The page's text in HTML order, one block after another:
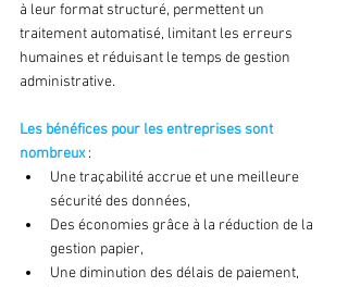
à leur format structuré, permettent un
traitement automatisé, limitant les erreurs
humaines et réduisant le temps de gestion
administrative.
Les bénéfices pour les entreprises sont
nombreux :
Une traçabilité accrue et une meilleure
sécurité des données,
Des économies grâce à la réduction de la
gestion papier,
Une diminution des délais de paiement,